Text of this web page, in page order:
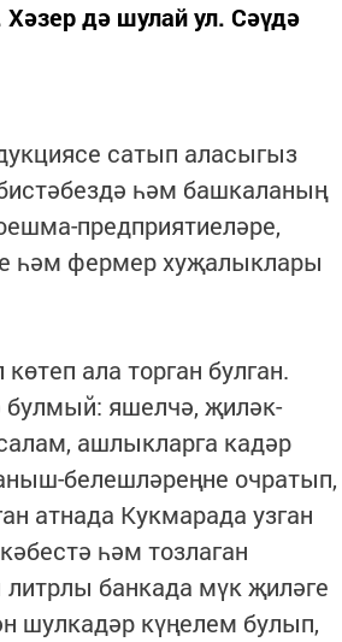
Хәзер дә шулай ул. Сәүдә
сатып аласыгыз
һәм башкаланың
предприятиеләре,
һәм фермер хуҗалыклары
ала торган булган.
булмый: яшелчә, җиләк-
ашлыкларга кадәр
белешләреңне очратып,
атнада Кукмарада узган
һәм тозлаган
банкада мүк җиләге
шулкадәр күңелем булып,